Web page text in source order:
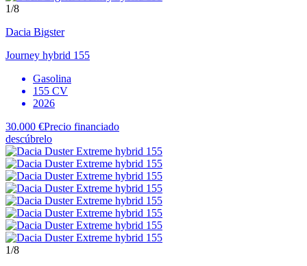
1/8
Dacia Bigster
Journey hybrid 155
Gasolina
155 CV
2026
30.000 €Precio financiado
descúbrelo
1/8